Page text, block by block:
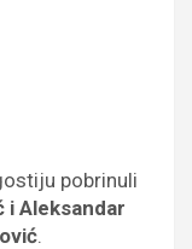
pobrinuli
i Aleksandar
.